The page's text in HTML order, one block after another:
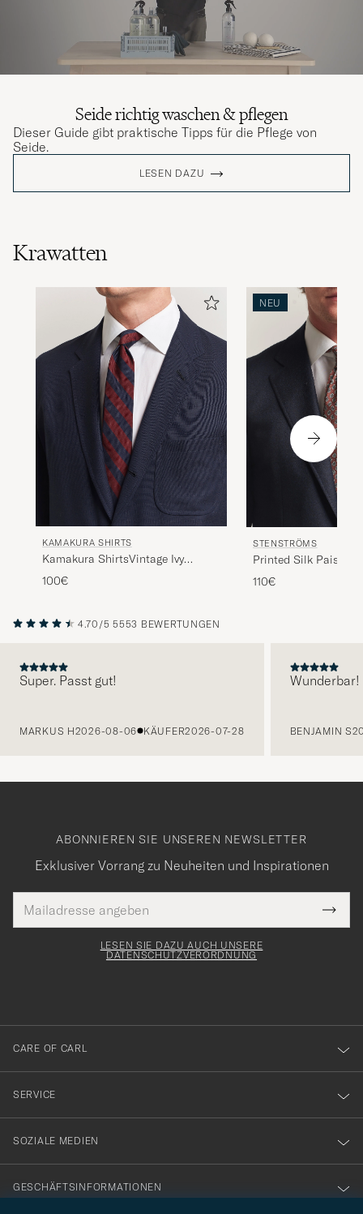
Seide richtig waschen & pflegen
Dieser Guide gibt praktische Tipps für die Pflege von
Seide.
LESEN DAZU
Krawatten
KAMAKURA SHIRTS
Kamakura ShirtsVintage Ivy
Regimental Stripe Silk
TieNavy/Burgundy
100€
NEU
STENSTRÖMS
Printed Silk Paisley
110€
4.70/5 5553 BEWERTUNGEN
Super. Passt gut!
MARKUS H2026-08-06 KÄUFER2026-07-28
Wunderbar!
BENJAMIN S
ABONNIEREN SIE UNSEREN NEWSLETTER
Exklusiver Vorrang zu Neuheiten und Inspirationen
Mail
Adresse
Tack
för
dig
till
vårt
nyhetsbrev!
LESEN SIE DAZU AUCH UNSERE
DATENSCHUTZVERORDNUNG
CARE OF CARL
SERVICE
SOZIALE MEDIEN
GESCHÄFTSINFORMATIONEN